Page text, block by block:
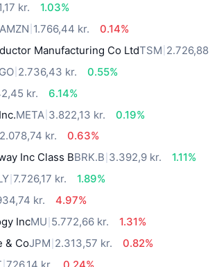
kr.
1.03%
AMZN 1.766,44 kr.
0.14%
Manufacturing Co LtdTSM
2.736,43 kr.
0.55%
kr.
6.14%
META 3.822,13 kr.
0.19%
2.078,74 kr.
0.63%
Inc Class BBRK.B 3.392,9 kr.
1.11%
7.726,17 kr.
1.89%
kr.
4.97%
IncMU 5.772,66 kr.
1.31%
& CoJPM 2.313,57 kr.
0.82%